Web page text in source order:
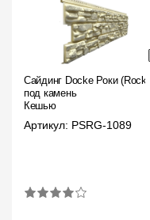
Сайдинг Docke Роки (Rocky)
под камень
Кешью
Артикул: PSRG-1089